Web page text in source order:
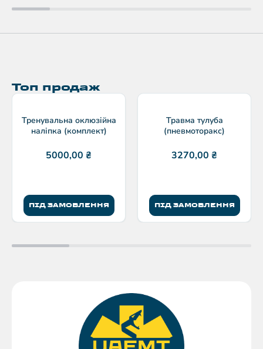
Топ продаж
Тренувальна оклюзійна
наліпка (комплект)
5000,00 ₴
ПІД ЗАМОВЛЕННЯ
Травма тулуба
(пневмоторакс)
3270,00 ₴
ПІД ЗАМОВЛЕННЯ